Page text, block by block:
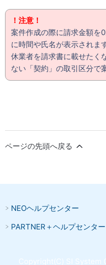
！注意！
案件作成の際に請求金額を
に時間や氏名が表示されます
休業者を請求書に載せたく
ない「契約」の取引区分で
ページの先頭へ戻る
NEOヘルプセンター
PARTNER＋ヘルプセンター
Copyright(C) SI System